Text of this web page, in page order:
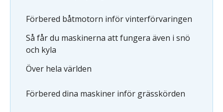
Förbered båtmotorn inför vinterförvaringen
Så får du maskinerna att fungera även i snö
och kyla
Över hela världen
Förbered dina maskiner inför grässkörden